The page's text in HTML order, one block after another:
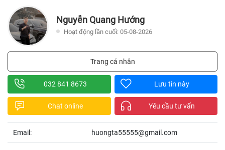
Nguyễn Quang Hướng
Hoạt động lần cuối: 05-08-2026
Trang cá nhân
032 841 8673 Lưu tin này
Chat online Yêu cầu tư vấn
Email: huongta55555@gmail.com